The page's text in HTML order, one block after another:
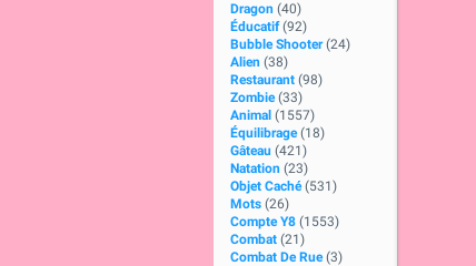
Dragon (40)
Éducatif (92)
Bubble Shooter (24)
Alien (38)
Restaurant (98)
Zombie (33)
Animal (1557)
Équilibrage (18)
Gâteau (421)
Natation (23)
Objet Caché (531)
Mots (26)
Compte Y8 (1553)
Combat (21)
Combat De Rue (3)